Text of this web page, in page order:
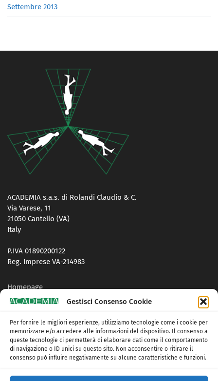
Gestisci Consenso Cookie
Per fornire le migliori esperienze, utilizziamo tecnologie come i cookie per
memorizzare e/o accedere alle informazioni del dispositivo. Il consenso a
queste tecnologie ci permetterà di elaborare dati come il comportamento
di navigazione o ID unici su questo sito. Non acconsentire o ritirare il
consenso può influire negativamente su alcune caratteristiche e funzioni.
Settembre 2013
ACADEMIA s.a.s. di Rolandi Claudio & C.
Via Varese, 11
21050 Cantello (VA)
Italy
P.IVA 01890200122
Reg. Imprese VA-214983
Homepage
Contatti
Privacy Policy
Cookie Policy (UE)